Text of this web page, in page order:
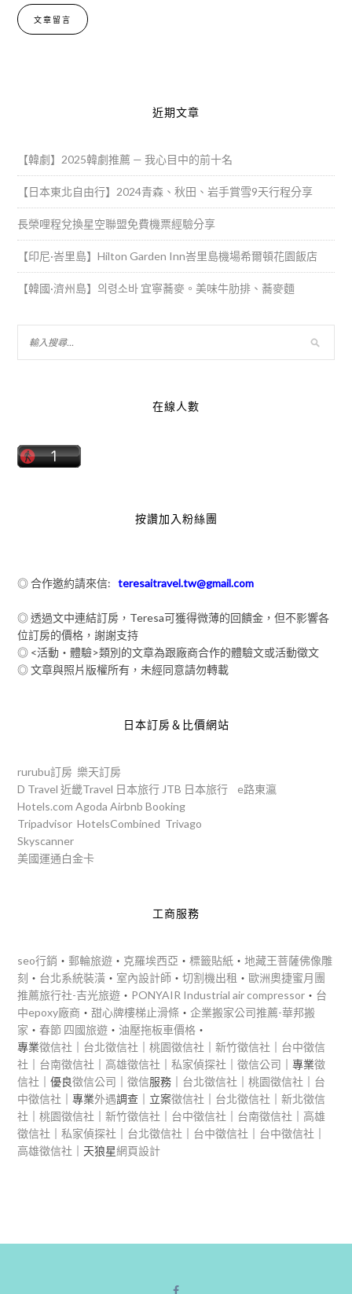
近期文章
【韓劇】2025韓劇推薦 — 我心目中的前十名
【日本東北自由行】2024青森、秋田、岩手賞雪9天行程分享
長榮哩程兌換星空聯盟免費機票經驗分享
【印尼·峇里島】Hilton Garden Inn峇里島機場希爾頓花園飯店
【韓國·濟州島】의령소바 宜寧蕎麥。美味牛肋排、蕎麥麵
在線人數
按讚加入粉絲團
◎ 合作邀約請來信:teresaitravel.tw@gmail.com
◎ 透過文中連結訂房，Teresa可獲得微薄的回饋金，但不影響各
位訂房的價格，謝謝支持
◎ <活動‧體驗>類別的文章為跟廠商合作的體驗文或活動徵文
◎ 文章與照片版權所有，未經同意請勿轉載
日本訂房＆比價網站
rurubu訂房 樂天訂房
D Travel 近畿Travel 日本旅行 JTB 日本旅行
e路東瀛
Hotels.com Agoda Airbnb Booking
Tripadvisor HotelsCombined Trivago
Skyscanner
美國運通白金卡
工商服務
seo行銷 ‧郵輪旅遊 ‧ 克羅埃西亞 ‧標籤貼紙 ‧地藏王菩薩佛像雕
刻 ‧ 台北系統裝潢 ‧ 室內設計師 ‧切割機出租 ‧歐洲奧捷蜜月團
推薦旅行社-吉光旅遊 ‧ PONYAIR Industrial air compressor ‧ 台
中epoxy廠商 ‧甜心牌樓梯止滑條 ‧企業搬家公司推薦-華邦搬
家 ‧春節 四國旅遊 ‧ 油壓拖板車價格 ‧
專業徵信社 台北徵信社 ｜桃園徵信社 ｜新竹徵信社
台中徵信
社
台南徵信社 高雄徵信社 ｜私家偵探社 ｜徵信公司 ｜專業徵
信社 ｜優良徵信公司 ｜徵信服務｜ 台北徵信社 ｜桃園徵信社
台
中徵信社 ｜專業外遇調查｜立案徵信社 台北徵信社 ｜新北徵信
社 ｜桃園徵信社 ｜新竹徵信社 台中徵信社 台南徵信社
高雄
徵信社 ｜私家偵探社 台北徵信社 台中徵信社 台中徵信社
高雄徵信社 ｜天狼星網頁設計